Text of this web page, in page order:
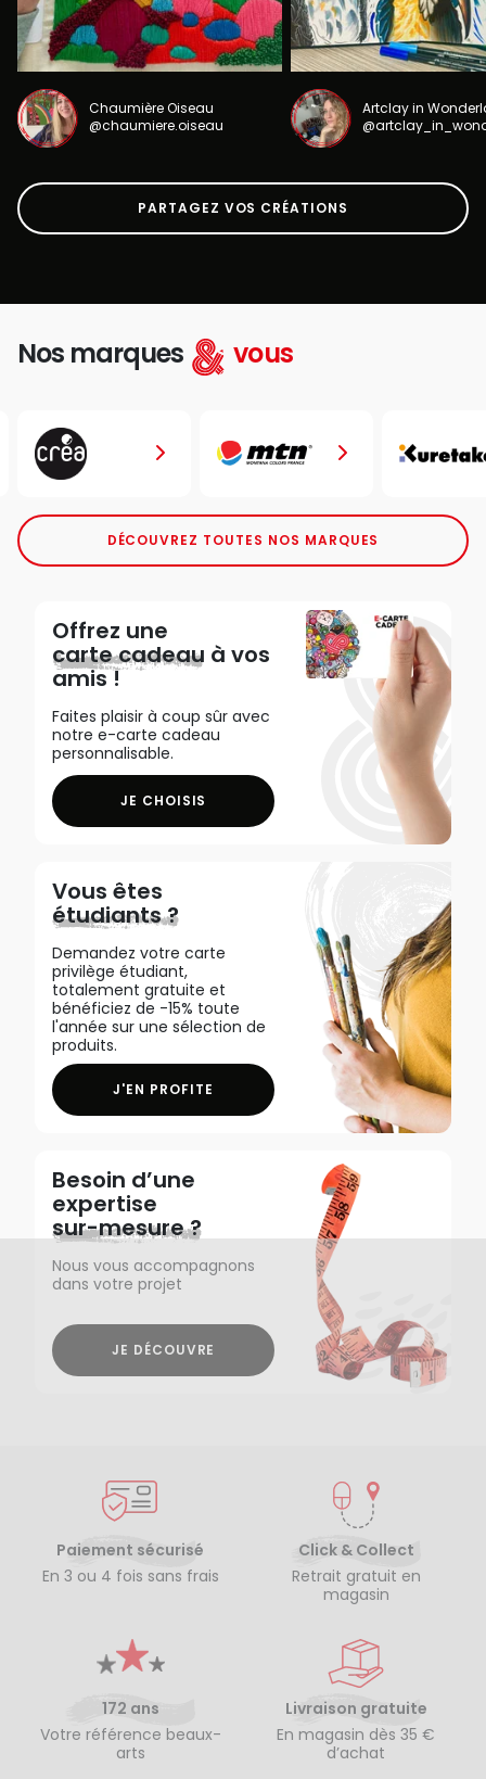
Chaumière Oiseau
@chaumiere.oiseau
Artclay in
PARTAGEZ VOS CRÉATIONS
Nos marques vous
DÉCOUVREZ TOUTES NOS MARQUES
Offrez une
carte cadeau à vos
amis !
Faites plaisir à coup sûr avec
notre e-carte cadeau
personnalisable.
JE CHOISIS
Vous êtes
étudiants ?
Demandez votre carte
privilège étudiant,
totalement gratuite et
bénéficiez de -15% toute
l'année sur une sélection de
produits.
J'EN PROFITE
Besoin d’une
expertise
sur-mesure ?
Nous vous accompagnons
dans votre projet
JE DÉCOUVRE
Paiement sécurisé
En 3 ou 4 fois sans frais
Click & Collect
Retrait gratuit en
magasin
172 ans
Votre référence beaux-
arts
Livraison gratuite
En magasin dès 35 €
d’achat